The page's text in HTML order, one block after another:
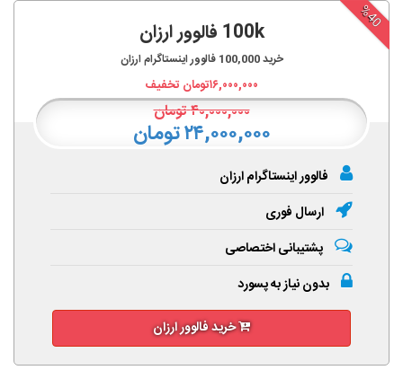
%40
100k فالوور ارزان
خرید100,000 فالوور اینستاگرام ارزان
۱۶,۰۰۰,۰۰۰تومان تخفیف
۴۰,۰۰۰,۰۰۰تومان
۲۴,۰۰۰,۰۰۰ تومان
فالوور اینستاگرام ارزان
ارسال فوری
پشتیبانی اختصاصی
بدون نیاز به پسورد
خرید فالوور ارزان